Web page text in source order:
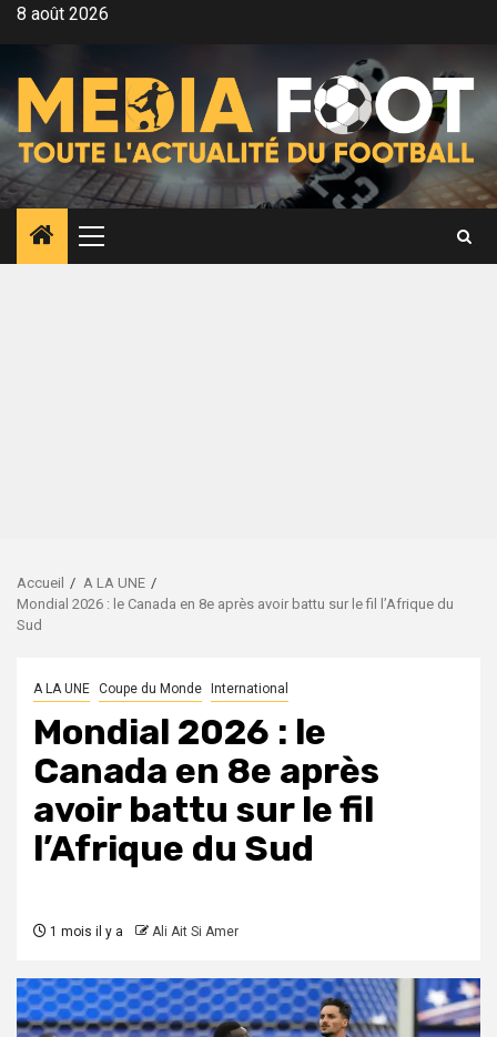
Aller8 août 2026
Menu
principal
Accueil
A LA UNE
Mondial 2026 : le Canada en 8e après avoir battu sur le fil l’Afrique du
Sud
A LA UNE Coupe du Monde International
Mondial 2026 : le
Canada en 8e après
avoir battu sur le fil
l’Afrique du Sud
1 mois il y a Ali Ait Si Amer